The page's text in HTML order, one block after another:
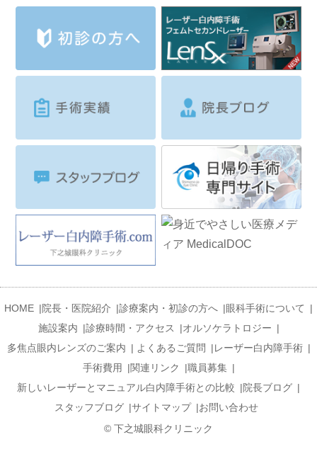
HOME |院長・医院紹介 |診療案内・初診の方へ |眼科手術について
|
施設案内 |診療時間・アクセス |オルソケラトロジー |
多焦点眼内レンズのご案内 | よくあるご質問 |レーザー白内障手術 |
手術費用
|関連リンク |職員募集 |
新しいレーザーとマニュアル白内障手術との比較 |院長ブログ |
スタッフブログ |サイトマップ |お問い合わせ
© 下之城眼科クリニック